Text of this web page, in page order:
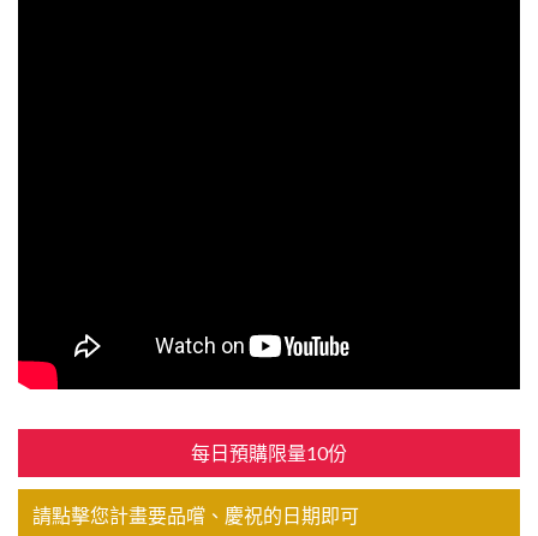
每日預購限量10份
請點擊您計畫要品嚐、慶祝的日期即可